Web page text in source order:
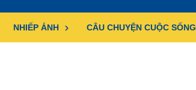
NHIẾP ẢNH CÂU CHUYỆN CUỘC SỐNG